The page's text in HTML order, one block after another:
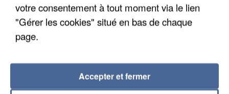
UNE TOURISTE DE L’OISE EMPORTÉE PAR UNE
COULÉE DE BOUE EN HAUTE-SAVOIE
votre consentement à tout moment via le lien
"Gérer les cookies" situé en bas de chaque
page.
Accepter et fermer